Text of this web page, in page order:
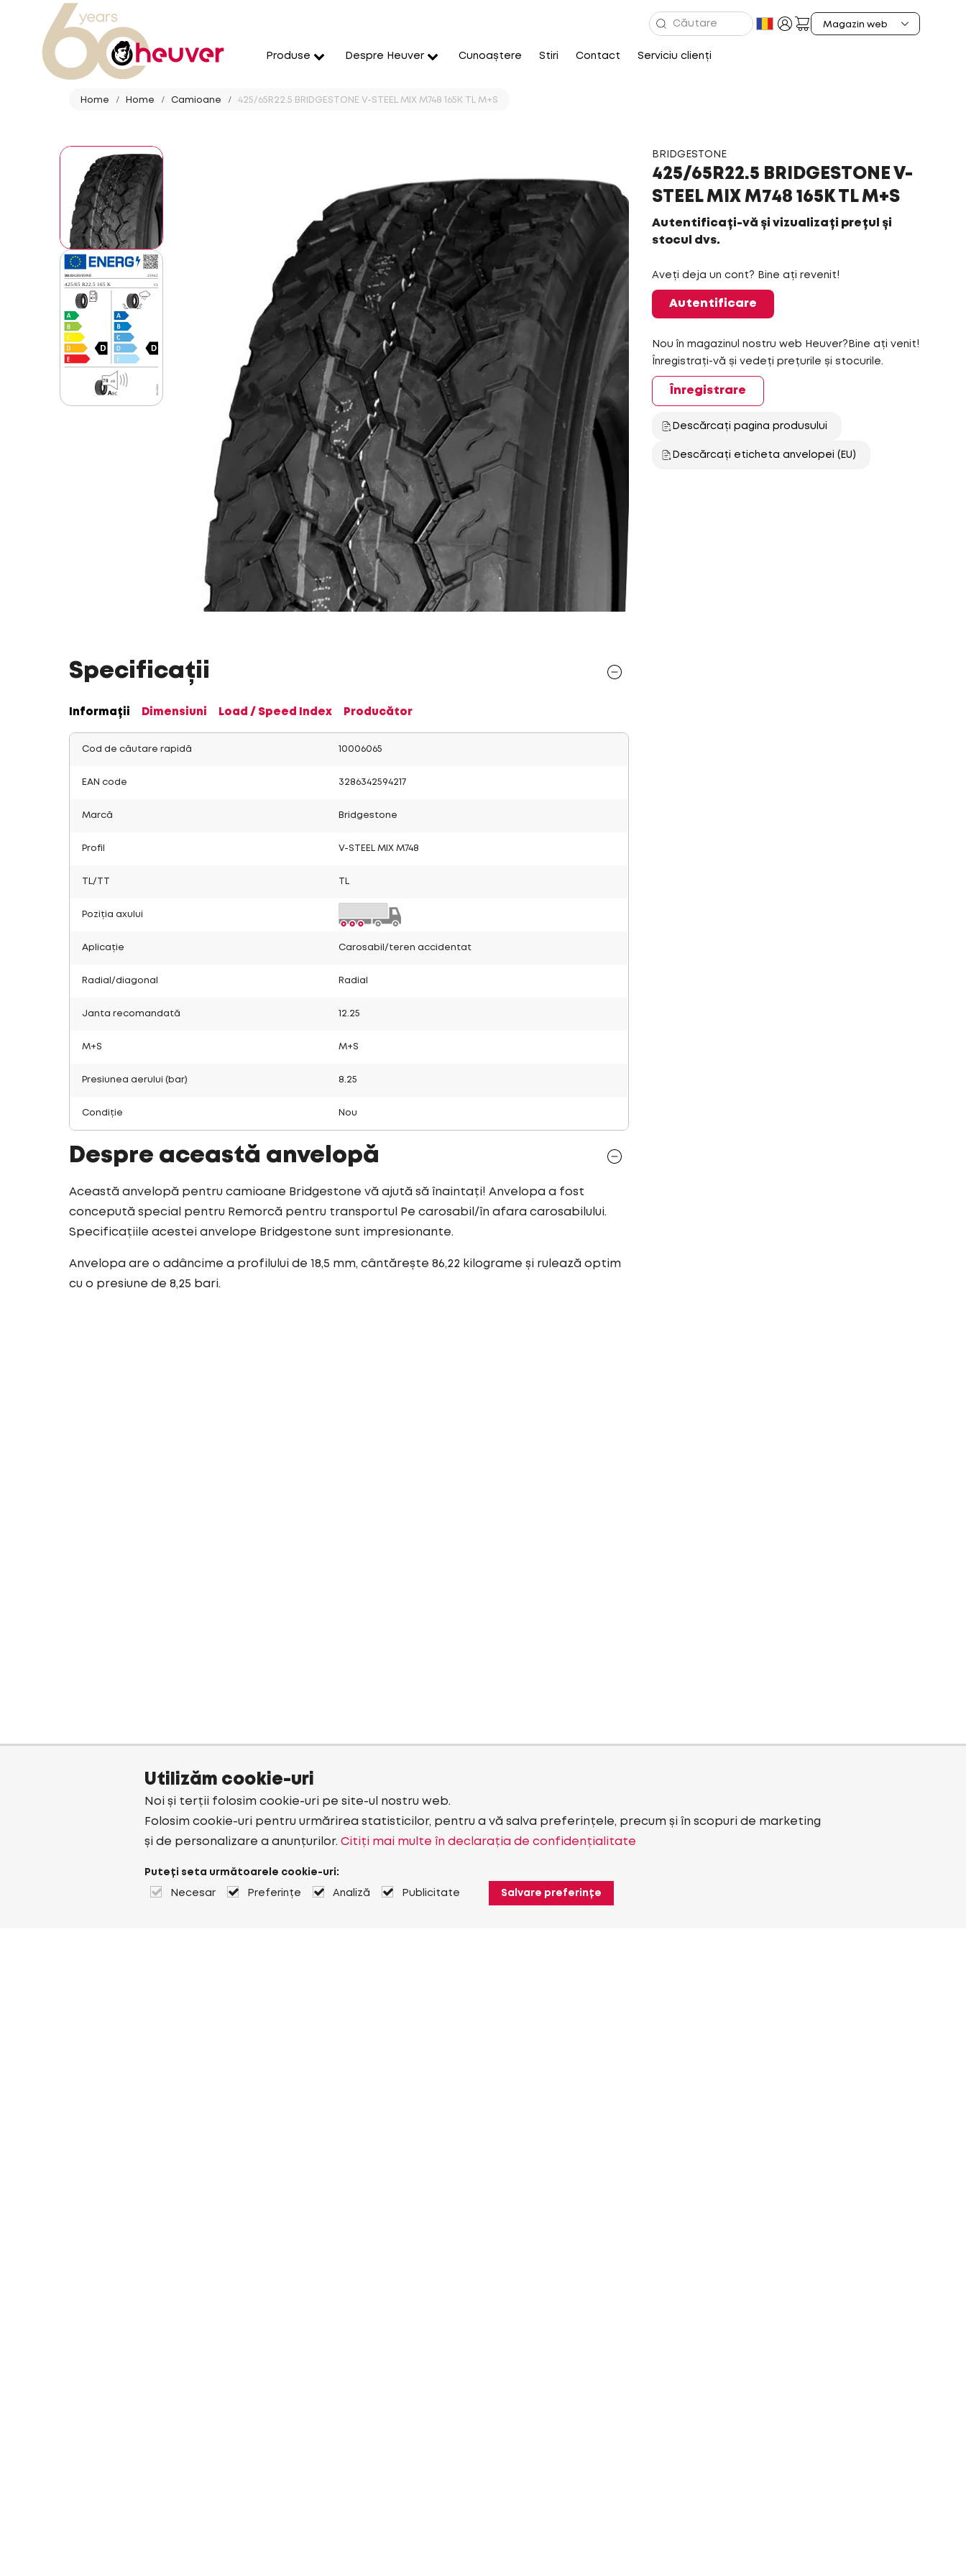
Produse Despre Heuver Cunoaștere Stiri Contact Serviciu clienți
Home Home Camioane 425/65R22.5 BRIDGESTONE V-STEEL MIX M748 165K TL M+S
BRIDGESTONE
425/65R22.5 BRIDGESTONE V-
STEEL MIX M748 165K TL M+S
Autentificați-vă și vizualizați prețul și
stocul dvs.
Aveți deja un cont? Bine ați revenit!
Autentificare
Nou în magazinul nostru web Heuver?Bine ați venit!
Înregistrați-vă și vedeți prețurile și stocurile.
Înregistrare
Descărcați pagina produsului
Descărcați eticheta anvelopei (EU)
Specificații
Informații Dimensiuni Load / Speed Index Producător
Cod de căutare rapidă 10006065
EAN code 3286342594217
Marcă Bridgestone
Profil V-STEEL MIX M748
TL/TT
Poziția axului
Aplicație Carosabil/teren accidentat
Radial/diagonal Radial
Janta recomandată 12.25
M+S M+S
Presiunea aerului (bar) 8.25
Condiție Nou
Despre această anvelopă
Această anvelopă pentru camioane Bridgestone vă ajută să înaintați! Anvelopa a fost
concepută special pentru Remorcă pentru transportul Pe carosabil/în afara carosabilului.
Specificațiile acestei anvelope Bridgestone sunt impresionante.
Anvelopa are o adâncime a profilului de 18,5 mm, cântărește 86,22 kilograme și rulează optim
cu o presiune de 8,25 bari.
Utilizăm cookie-uri
Noi și terții folosim cookie-uri pe site-ul nostru web.
Folosim cookie-uri pentru urmărirea statisticilor, pentru a vă salva preferințele, precum și în scopuri de marketing
și de personalizare a anunțurilor. Citiți mai multe în declarația de confidențialitate
Puteți seta următoarele cookie-uri:
Necesar Preferințe Analiză Publicitate Salvare preferințe